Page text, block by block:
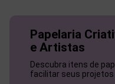
Papelaria
e Artistas
Descubra itens de
facilitar seus